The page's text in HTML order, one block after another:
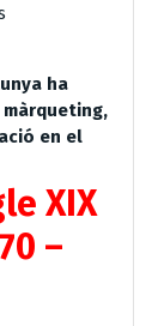
ha
en el
XIX
–